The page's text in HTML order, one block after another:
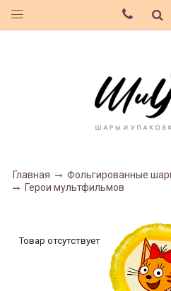
Главная Фольгированные
Герои мультфильмов
Товар отсутствует